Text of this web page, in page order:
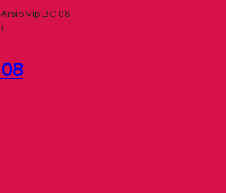
Vip BC 08